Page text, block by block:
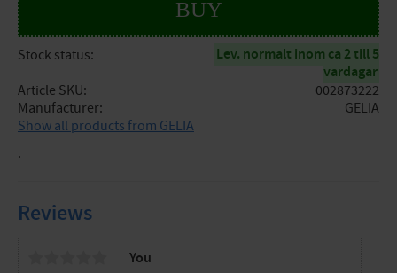
BUY
Stock status
Lev. normalt inom ca 2 till 5
vardagar
Article SKU
002873222
Manufacturer
GELIA
Show all products from GELIA
.
Reviews
You